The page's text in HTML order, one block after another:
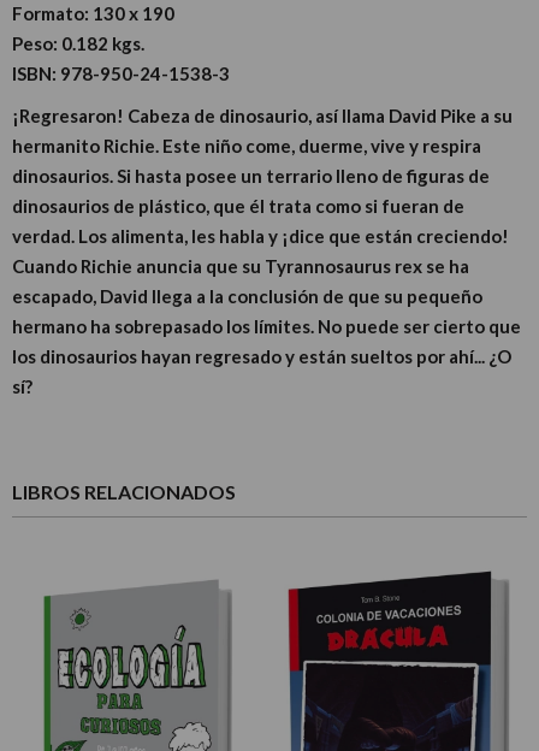
Formato: 130 x 190
Peso: 0.182 kgs.
ISBN: 978-950-24-1538-3
¡Regresaron! Cabeza de dinosaurio, así llama David Pike a su
hermanito Richie. Este niño come, duerme, vive y respira
dinosaurios. Si hasta posee un terrario lleno de figuras de
dinosaurios de plástico, que él trata como si fueran de
verdad. Los alimenta, les habla y ¡dice que están creciendo!
Cuando Richie anuncia que su Tyrannosaurus rex se ha
escapado, David llega a la conclusión de que su pequeño
hermano ha sobrepasado los límites. No puede ser cierto que
los dinosaurios hayan regresado y están sueltos por ahí... ¿O
sí?
LIBROS RELACIONADOS